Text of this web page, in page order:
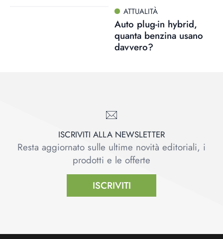
ATTUALITÀ
Auto plug-in hybrid,
quanta benzina usano
davvero?
ISCRIVITI ALLA NEWSLETTER
Resta aggiornato sulle ultime novità editoriali, i
prodotti e le offerte
ISCRIVITI